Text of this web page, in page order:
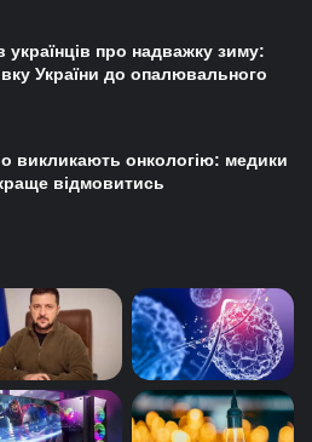
про надважку зиму:
України до опалювального
викликають онкологію: медики
відмовитись